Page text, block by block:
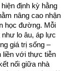
định kỳ hằng
nâng cao nhận
học đường. Mỗi
như lo âu, áp lực
giá trị sống –
liền với thực tiễn
nối giữa nhà